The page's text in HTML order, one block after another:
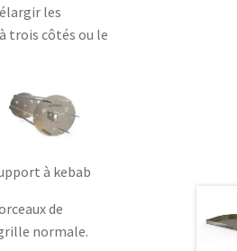
les
trois côtés ou le
à kebab
de
normale.